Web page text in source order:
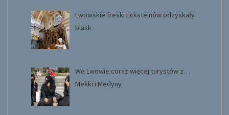
Lwowskie freski Ecksteinów odzyskały
blask
We Lwowie coraz więcej turystów z…
Mekki i Medyny